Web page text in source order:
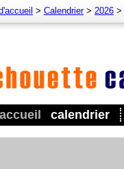
accueil calendrier
> Calendrier> 2026 >